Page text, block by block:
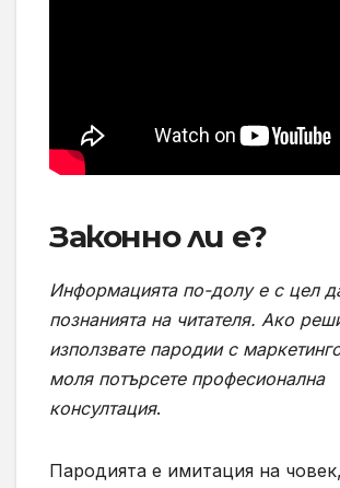
Законно ли е?
Информацията по-долу е с цел
познанията на читателя. Ако
използвате пародии с
моля потърсете професионална
консултация.
Пародията е имитация на